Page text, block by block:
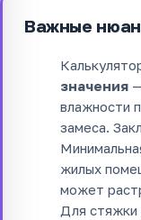
Важные
значения
влажности
замеса.
жилых
может
Для стяжки